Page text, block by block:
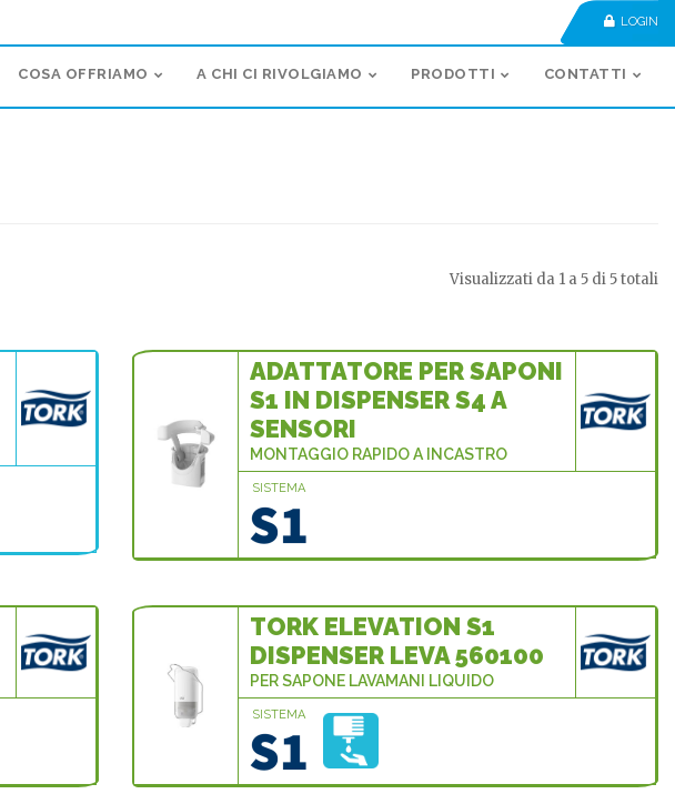
LOGIN
COSA OFFRIAMO A CHI CI RIVOLGIAMO PRODOTTI CONTATTI
Visualizzati da 1 a 5 di 5 totali
ADATTATORE PER SAPONI
S1 IN DISPENSER S4 A
SENSORI
MONTAGGIO RAPIDO A INCASTRO
SISTEMA
TORK ELEVATION S1
DISPENSER LEVA 560100
PER SAPONE LAVAMANI LIQUIDO
SISTEMA